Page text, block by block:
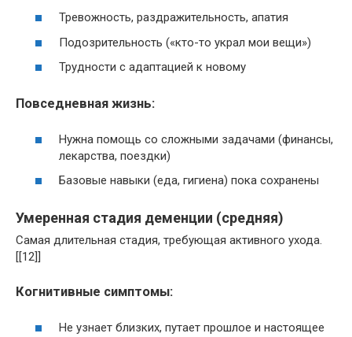
Тревожность, раздражительность, апатия
Подозрительность («кто-то украл мои вещи»)
Трудности с адаптацией к новому
Повседневная жизнь:
Нужна помощь со сложными задачами (финансы,
лекарства, поездки)
Базовые навыки (еда, гигиена) пока сохранены
Умеренная стадия деменции (средняя)
Самая длительная стадия, требующая активного ухода.
[[12]]
Когнитивные симптомы:
Не узнает близких, путает прошлое и настоящее